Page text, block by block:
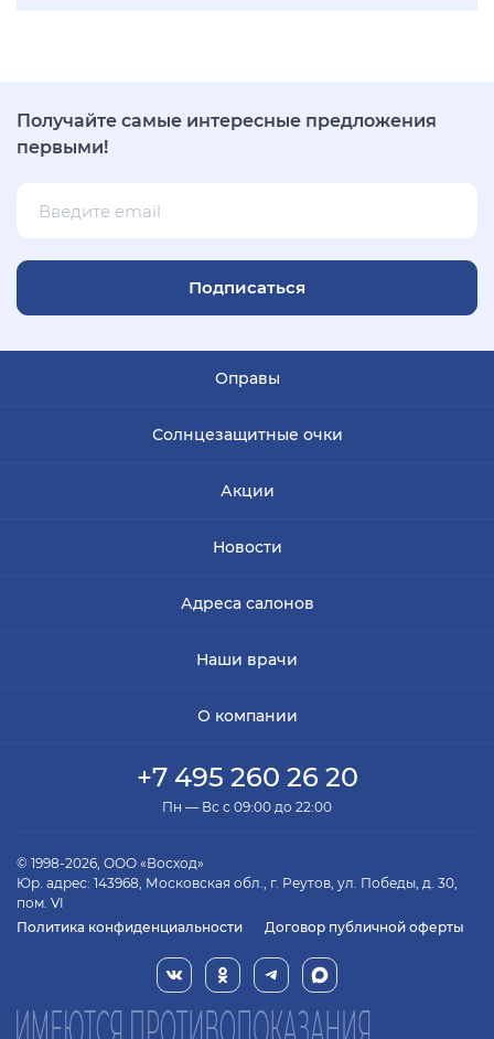
Получайте самые интересные предложения
первыми!
Подписаться
Оправы
Солнцезащитные очки
Акции
Новости
Адреса салонов
Наши врачи
О компании
+7 495 260 26 20
Пн — Вс с 09:00 до 22:00
© 1998-2026, ООО «Восход»
Юр. адрес: 143968, Московская обл., г. Реутов, ул. Победы, д. 30,
пом. VI
Политика конфиденциальности
Договор публичной оферты